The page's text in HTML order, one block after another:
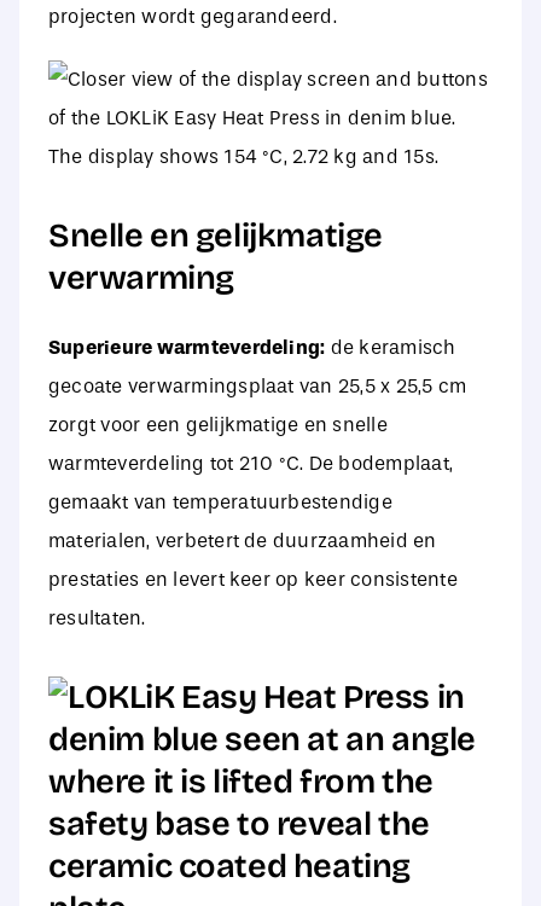
projecten wordt gegarandeerd.
Snelle en gelijkmatige
verwarming
Superieure warmteverdeling: de keramisch
gecoate verwarmingsplaat van 25,5 x 25,5 cm
zorgt voor een gelijkmatige en snelle
warmteverdeling tot 210 °C. De bodemplaat,
gemaakt van temperatuurbestendige
materialen, verbetert de duurzaamheid en
prestaties en levert keer op keer consistente
resultaten.